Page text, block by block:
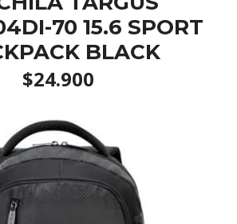
70 15.6 SPORT
BLACK
$24.900